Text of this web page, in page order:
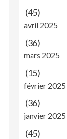
(45)
avril 2025
(36)
mars 2025
(15)
février 2025
(36)
janvier 2025
(45)